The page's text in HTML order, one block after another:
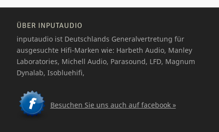
ÜBER INPUTAUDIO
inputaudio ist Deutschlands Generalvertretung für
ausgesuchte Hifi-Marken wie: Harbeth Audio, Manley
Laboratories, Michell Audio, Parasound, LFD, Magnum
Dynalab, Isobluehifi,
Besuchen Sie uns auch auf facebook »